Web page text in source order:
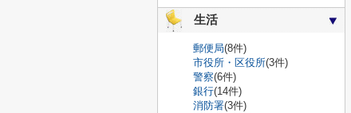
生活
郵便局(8件)
市役所・区役所(3件)
警察(6件)
銀行(14件)
消防署(3件)